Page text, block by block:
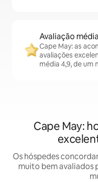
Avaliação
Cape May: as
avaliações
média 4,9, de um
Cape May:
Os hóspedes
muito bem avaliados